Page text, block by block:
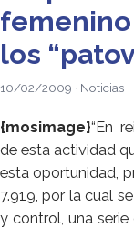
los
10/02/2009 · Noticias
{mosimage}“En
de esta actividad
esta oportunidad,
7.919, por la cual
y control, una serie